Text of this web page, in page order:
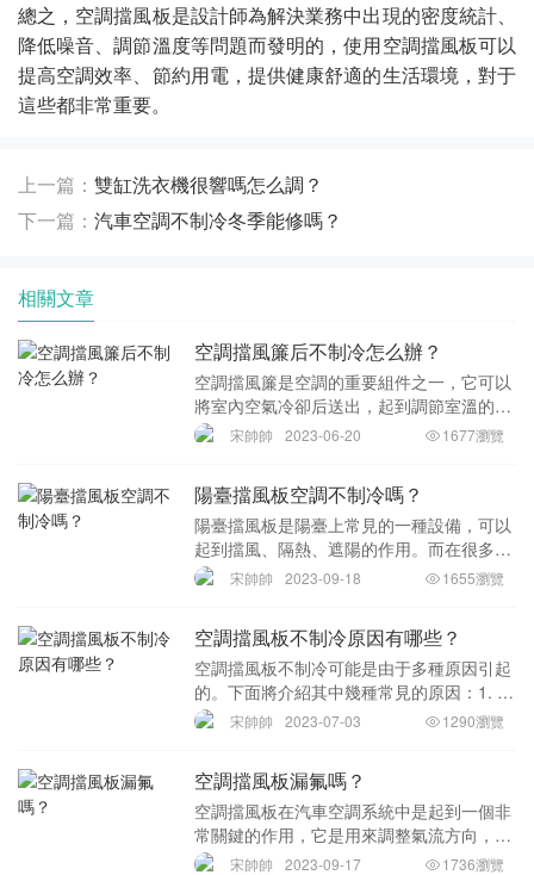
總之，空調擋風板是設計師為解決業務中出現的密度統計、
降低噪音、調節溫度等問題而發明的，使用空調擋風板可以
提高空調效率、節約用電，提供健康舒適的生活環境，對于
這些都非常重要。
上一篇： 雙缸洗衣機很響嗎怎么調？
下一篇： 汽車空調不制冷冬季能修嗎？
相關文章
空調擋風簾后不制冷怎么辦？
空調擋風簾是空調的重要組件之一，它可以
將室內空氣冷卻后送出，起到調節室溫的作
用。但是如果空調擋風簾失效了，就會發現
么辦？以下
宋帥帥 2023-06-20 1677瀏覽
陽臺擋風板空調不制冷嗎？
陽臺擋風板是陽臺上常見的一種設備，可以
起到擋風、隔熱、遮陽的作用。而在很多人
的陽臺上，還會安裝空調，并帶有擋風板，
制冷效果，
宋帥帥 2023-09-18 1655瀏覽
空調擋風板不制冷原因有哪些？
空調擋風板不制冷可能是由于多種原因引起
的。下面將介紹其中幾種常見的原因：1. 擋
風板進氣管道受阻：空調的進氣管道里可能
冷效果
宋帥帥 2023-07-03 1290瀏覽
空調擋風板漏氟嗎？
空調擋風板在汽車空調系統中是起到一個非
常關鍵的作用，它是用來調整氣流方向，并
且能夠讓車內空氣充分流通起到很好的空氣
宋帥帥 2023-09-17 1736瀏覽